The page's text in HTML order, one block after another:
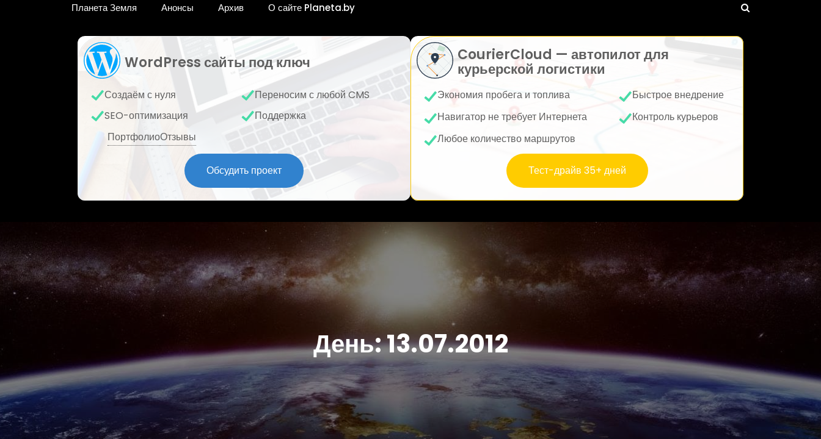
Планета Земля Анонсы Архив О сайте Planeta.by
WordPress сайты под ключ
Создаём с нуля
Переносим с любой CMS
SEO-оптимизация
Поддержка
ПортфолиоОтзывы
Обсудить проект
CourierCloud — автопилот для
курьерской логистики
Экономия пробега и топлива
Быстрое внедрение
Навигатор не требует Интернета
Контроль курьеров
Любое количество маршрутов
Тест-драйв 35+ дней
День:13.07.2012